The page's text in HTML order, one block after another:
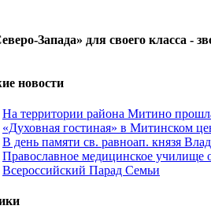
Запада» для своего класса -
новости
На территории района Митино
«Духовная гостиная» в Митинском
В день памяти св. равноап. князя
Православное медицинское училище
Всероссийский Парад Семьи